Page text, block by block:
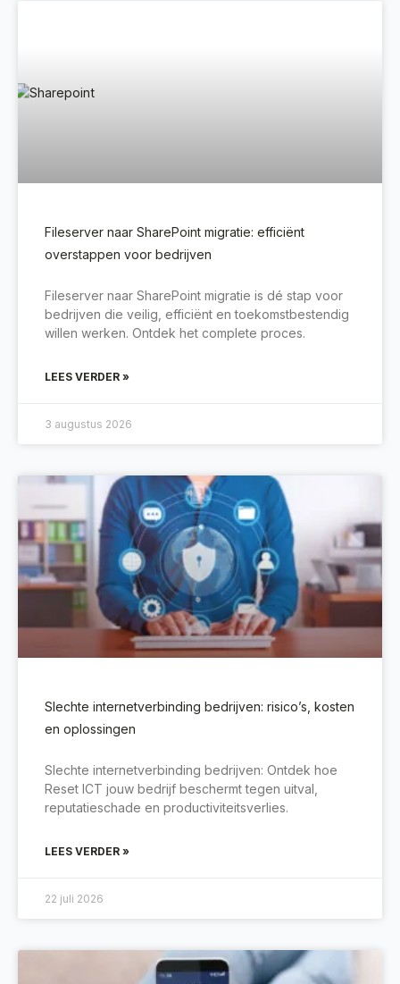
Fileserver naar SharePoint migratie: efficiënt
overstappen voor bedrijven
Fileserver naar SharePoint migratie is dé stap voor
bedrijven die veilig, efficiënt en toekomstbestendig
willen werken. Ontdek het complete proces.
LEES VERDER »
3 augustus 2026
Slechte internetverbinding bedrijven: risico’s, kosten
en oplossingen
Slechte internetverbinding bedrijven: Ontdek hoe
Reset ICT jouw bedrijf beschermt tegen uitval,
reputatieschade en productiviteitsverlies.
LEES VERDER »
22 juli 2026